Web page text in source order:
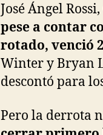
José Ángel Rossi,
pese a contar
rotado, venció
Winter y Bryan
descontó para
Pero la derrota